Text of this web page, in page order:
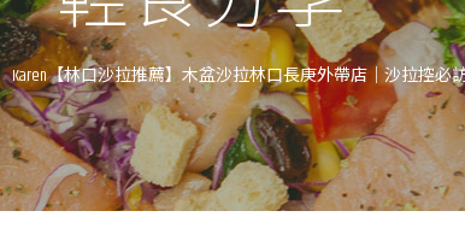
Karen【林口沙拉推薦】木盆沙拉林口長庚外帶店｜沙拉控